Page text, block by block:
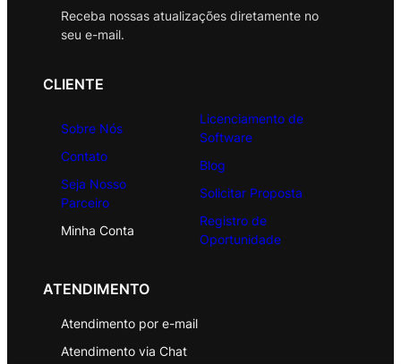
Receba nossas atualizações diretamente no
seu e-mail.
CLIENTE
Sobre Nós
Contato
Seja Nosso
Parceiro
Minha Conta
Licenciamento de
Software
Blog
Solicitar Proposta
Registro de
Oportunidade
ATENDIMENTO
Atendimento por e-mail
Atendimento via Chat